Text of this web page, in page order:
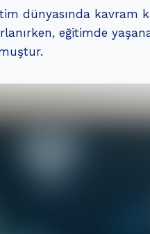
dünyasında
eğitimde